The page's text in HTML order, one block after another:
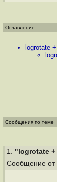
Оглавление
logrotate
Сообщения по теме
1. "logrotate
Сообщение от